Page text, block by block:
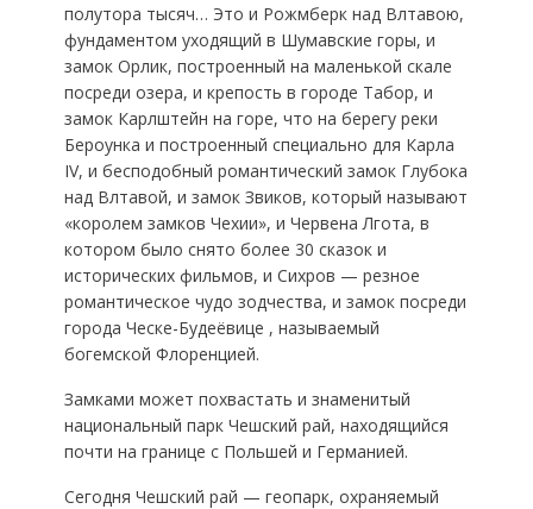
полутора тысяч… Это и Рожмберк над Влтавою,
фундаментом уходящий в Шумавские горы, и
замок Орлик, построенный на маленькой скале
посреди озера, и крепость в городе Табор, и
замок Карлштейн на горе, что на берегу реки
Бероунка и построенный специально для Карла
IV, и бесподобный романтический замок Глубока
над Влтавой, и замок Звиков, который называют
«королем замков Чехии», и Червена Лгота, в
котором было снято более 30 сказок и
исторических фильмов, и Сихров — резное
романтическое чудо зодчества, и замок посреди
города Ческе-Будеёвице , называемый
богемской Флоренцией.
Замками может похвастать и знаменитый
национальный парк Чешский рай, находящийся
почти на границе с Польшей и Германией.
Сегодня Чешский рай — геопарк, охраняемый